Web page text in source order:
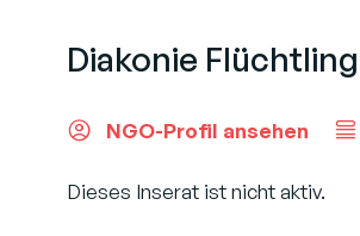
Diakonie
NGO-Profil ansehen
Dieses Inserat ist nicht aktiv.